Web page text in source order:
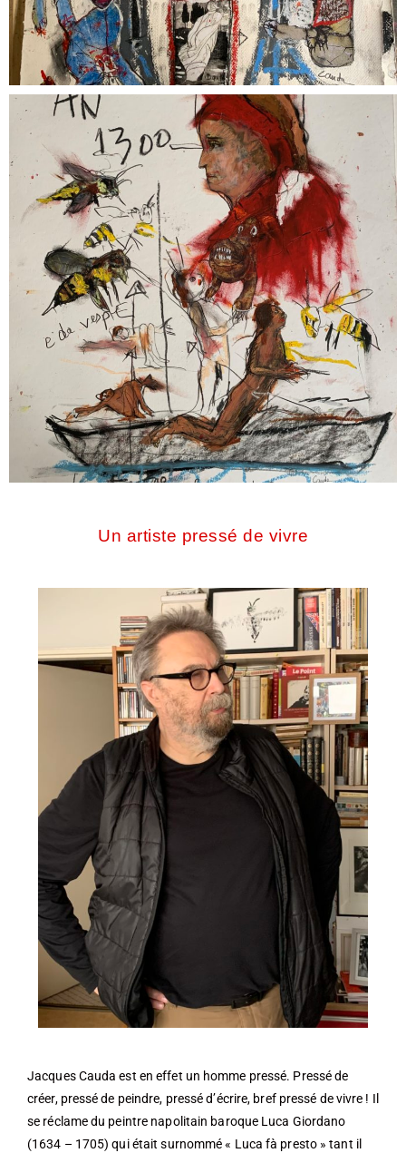
Un artiste pressé de vivre
Jacques Cauda est en effet un homme pressé. Pressé de
créer, pressé de peindre, pressé d’écrire, bref pressé de vivre ! Il
se réclame du peintre napolitain baroque Luca Giordano
(1634 – 1705) qui était surnommé « Luca fà presto » tant il